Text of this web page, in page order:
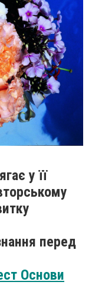
у її
перед
Основи